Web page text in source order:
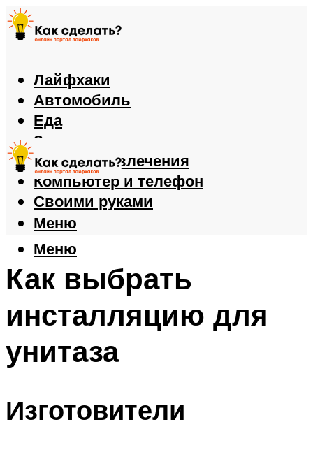
Лайфхаки
Автомобиль
Еда
Здоровье
Игры и развлечения
Компьютер и телефон
Своими руками
Меню
Меню
Как выбрать
инсталляцию для
унитаза
Изготовители